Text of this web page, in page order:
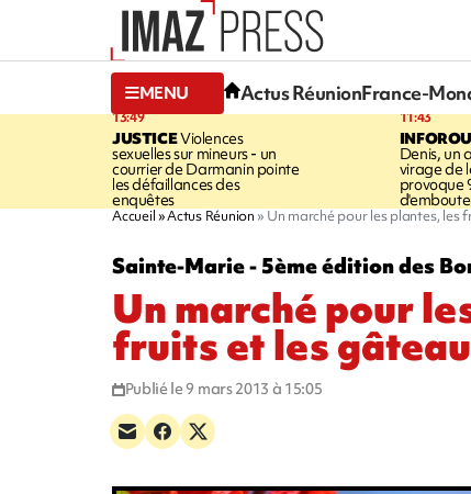
MENU Actus RéunionFrance-
13:49
JUSTICEViolences
sexuelles sur mineurs - un
courrier de Darmanin pointe
les défaillances des
enquêtes
11:43
Denis, un
virage de
provoque
Accueil Actus Réunion Un marché pour les plantes, les
Sainte-Marie - 5ème édition des
Un marché pour
fruits et les
Publié le 9 mars 2013 à 15:05